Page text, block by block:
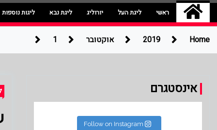
ג'אמפ בול | חדשות
ראשי ליגת העל יורוליג ליגת נבא ליגות נוספות
Home
2019 אוקטובר 1
אינסטגרם
Follow on Instagram